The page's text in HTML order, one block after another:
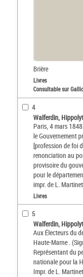
Brière
Livres
Consultable sur
4
Walferdin,
Paris, 4 mars
le Gouvernement
[profession de foi
renonciation au
provisoire du
pour le
impr. de L. Martinet
Livres
5
Walferdin,
Aux Électeurs du
Haute-Marne .
Représentant du
nationale pour la
Impr. de L. Martinet